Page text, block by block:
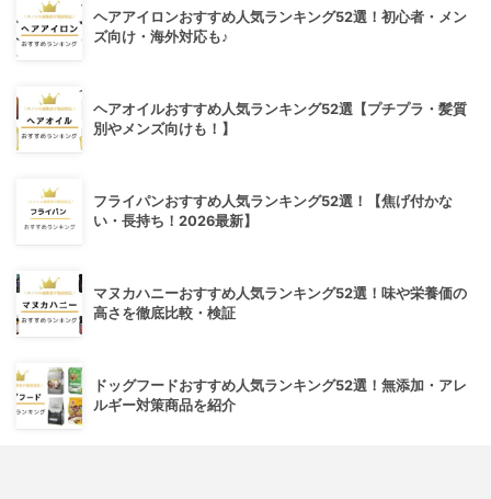
ヘアアイロンおすすめ人気ランキング52選！初心者・メン
ズ向け・海外対応も♪
ヘアオイルおすすめ人気ランキング52選【プチプラ・髪質
別やメンズ向けも！】
フライパンおすすめ人気ランキング52選！【焦げ付かな
い・長持ち！2026最新】
マヌカハニーおすすめ人気ランキング52選！味や栄養価の
高さを徹底比較・検証
ドッグフードおすすめ人気ランキング52選！無添加・アレ
ルギー対策商品を紹介